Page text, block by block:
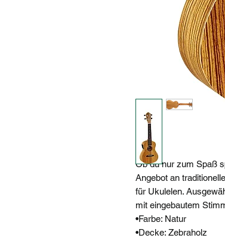
Ob du nur zum Spaß
Angebot an
für Ukulelen.
mit eingebautem
•Farbe: Natur
•Decke: Zebraholz